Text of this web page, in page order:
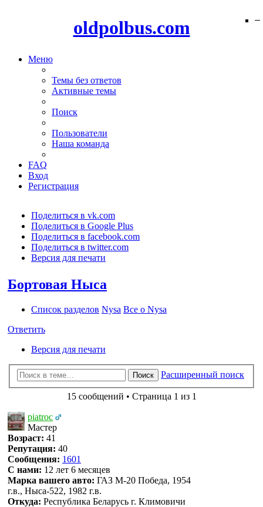
oldpolbus.com
Меню
Темы без ответов
Активные темы
Поиск
Пользователи
Наша команда
FAQ
Вход
Регистрация
Поделиться в vk.com
Поделиться в Google Plus
Поделиться в facebook.com
Поделиться в twitter.com
Версия для печати
Бортовая Ныса
Список разделов Nysa Все о Nysa
Ответить
Версия для печати
Поиск Расширенный поиск
15 сообщений • Страница 1 из 1
piatroc
Мастер
Возраст: 41
Репутация: 40
Сообщения: 1601
С нами: 12 лет 6 месяцев
Марка вашего авто: ГАЗ М-20 Победа, 1954
г.в., Ныса-522, 1982 г.в.
Откуда: Республика Беларусь г. Климовичи
−
−
−
−
−
−
−
−
−
−
−
−
−
−
−